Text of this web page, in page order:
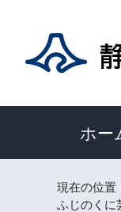
ホー
現在の位置
ふじのくに